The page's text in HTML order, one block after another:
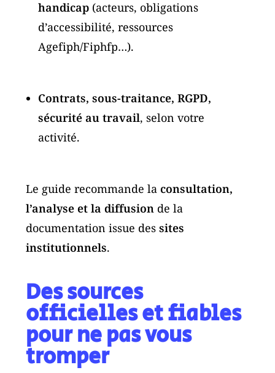
handicap (acteurs, obligations
d’accessibilité, ressources
Agefiph/Fiphfp…).
Contrats, sous-traitance, RGPD,
sécurité au travail, selon votre
activité.
Le guide recommande la consultation,
l’analyse et la diffusion de la
documentation issue dessites
institutionnels.
Des sources
officielles et fiables
pour ne pas vous
tromper